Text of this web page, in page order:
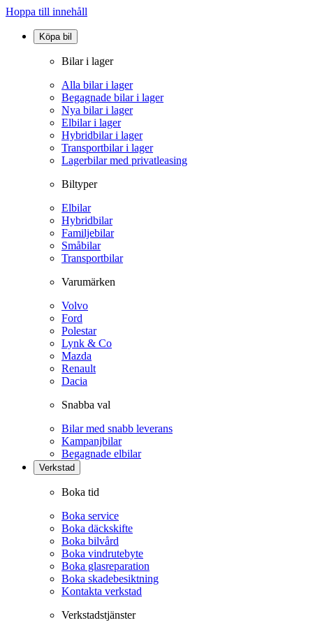
Hoppa till innehåll
Köpa bil
Bilar i lager
Alla bilar i lager
Begagnade bilar i lager
Nya bilar i lager
Elbilar i lager
Hybridbilar i lager
Transportbilar i lager
Lagerbilar med privatleasing
Biltyper
Elbilar
Hybridbilar
Familjebilar
Småbilar
Transportbilar
Varumärken
Volvo
Ford
Polestar
Lynk & Co
Mazda
Renault
Dacia
Snabba val
Bilar med snabb leverans
Kampanjbilar
Begagnade elbilar
Verkstad
Boka tid
Boka service
Boka däckskifte
Boka bilvård
Boka vindrutebyte
Boka glasreparation
Boka skadebesiktning
Kontakta verkstad
Verkstadstjänster